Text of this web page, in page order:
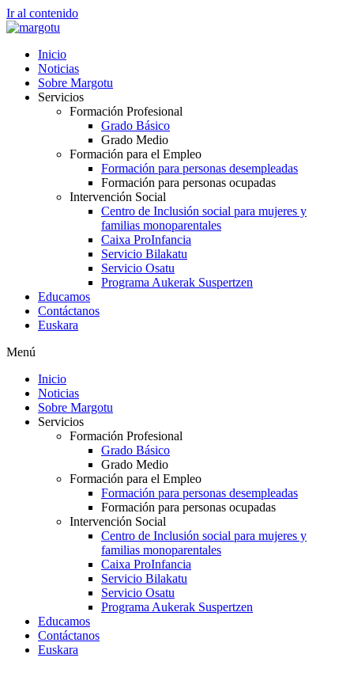
Ir al contenido
Inicio
Noticias
Sobre Margotu
Servicios
Formación Profesional
Grado Básico
Grado Medio
Formación para el Empleo
Formación para personas desempleadas
Formación para personas ocupadas
Intervención Social
Centro de Inclusión social para mujeres y
familias monoparentales
Caixa ProInfancia
Servicio Bilakatu
Servicio Osatu
Programa Aukerak Suspertzen
Educamos
Contáctanos
Euskara
Menú
Inicio
Noticias
Sobre Margotu
Servicios
Formación Profesional
Grado Básico
Grado Medio
Formación para el Empleo
Formación para personas desempleadas
Formación para personas ocupadas
Intervención Social
Centro de Inclusión social para mujeres y
familias monoparentales
Caixa ProInfancia
Servicio Bilakatu
Servicio Osatu
Programa Aukerak Suspertzen
Educamos
Contáctanos
Euskara